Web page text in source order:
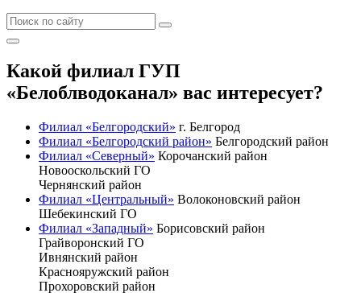
Какой филиал ГУП
«Белоблводоканал» вас интересует?
Филиал «Белгородский» г. Белгород
Филиал «Белгородский район» Белгородский район
Филиал «Северный» Корочанский район
Новооскольский ГО
Чернянский район
Филиал «Центральный» Волоконовский район
Шебекинский ГО
Филиал «Западный» Борисовский район
Грайворонский ГО
Ивнянский район
Краснояружский район
Прохоровский район